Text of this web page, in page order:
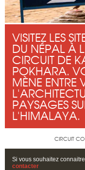
VISITEZ LES
DU NÉPAL À
CIRCUIT DE
POKHARA.
MÈNE ENTRE
PAYSAGES
L'HIMALAYA.
CIRCUIT
Si vous souhaitez
contacter